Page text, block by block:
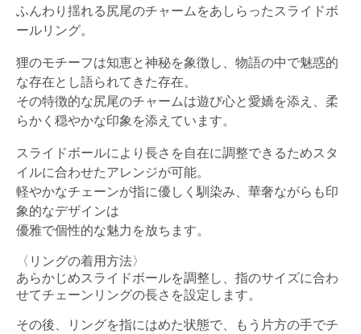
ふんわり揺れる尻尾のチャームをあしらったスライドボ
ールリング。
狸のモチーフは知恵と神秘を象徴し、物語の中で魅惑的
な存在とし語られてきた存在。
その特徴的な尻尾のチャームは遊び心と愛嬌を添え、柔
らかく穏やかな印象を添えています。
スライドボールにより長さを自在に調整できるためスタ
イルに合わせたアレンジが可能。
軽やかなチェーンが指に優しく馴染み、華奢ながらも印
象的なデザインは
優雅で個性的な魅力を放ちます。
〈リングの着用方法〉
あらかじめスライドボールを調整し、指のサイズに合わ
せてチェーンリングの長さを設定します。
その後、リングを指にはめた状態で、もう片方の手でチ